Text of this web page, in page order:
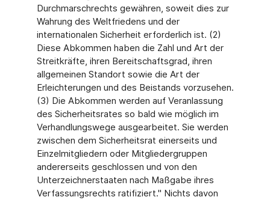
Durchmarschrechts gewähren, soweit dies zur
Wahrung des Weltfriedens und der
internationalen Sicherheit erforderlich ist. (2)
Diese Abkommen haben die Zahl und Art der
Streitkräfte, ihren Bereitschaftsgrad, ihren
allgemeinen Standort sowie die Art der
Erleichterungen und des Beistands vorzusehen.
(3) Die Abkommen werden auf Veranlassung
des Sicherheitsrates so bald wie möglich im
Verhandlungswege ausgearbeitet. Sie werden
zwischen dem Sicherheitsrat einerseits und
Einzelmitgliedern oder Mitgliedergruppen
andererseits geschlossen und von den
Unterzeichnerstaaten nach Maßgabe ihres
Verfassungsrechts ratifiziert." Nichts davon